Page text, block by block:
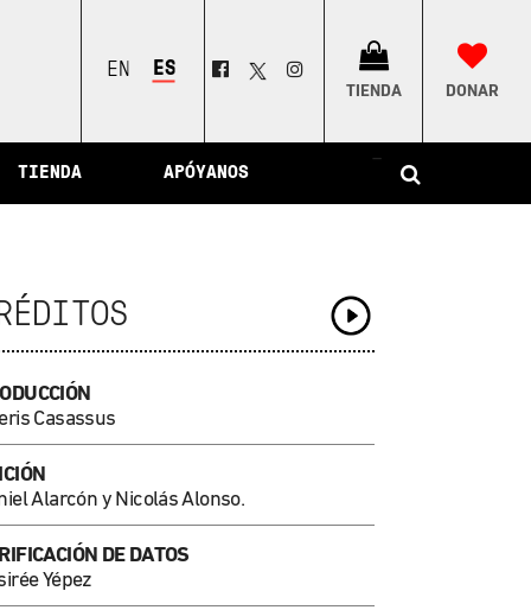
ENGLISHESPAÑOL
TIENDA DONAR
TIENDA APÓYANOS
–
Casassus
Alarcón y Nicolás Alonso.
DE DATOS
Yépez